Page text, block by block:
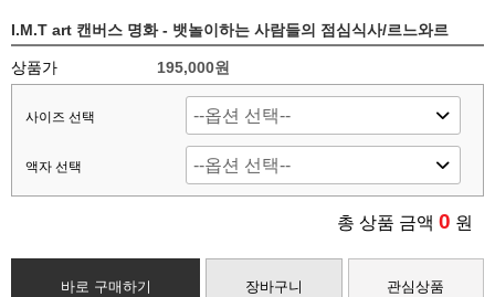
I.M.T art 캔버스 명화 - 뱃놀이하는 사람들의 점심식사/르느와르
상품가 195,000원
사이즈 선택
액자 선택
총 상품 금액 0 원
바로 구매하기 장바구니 관심상품